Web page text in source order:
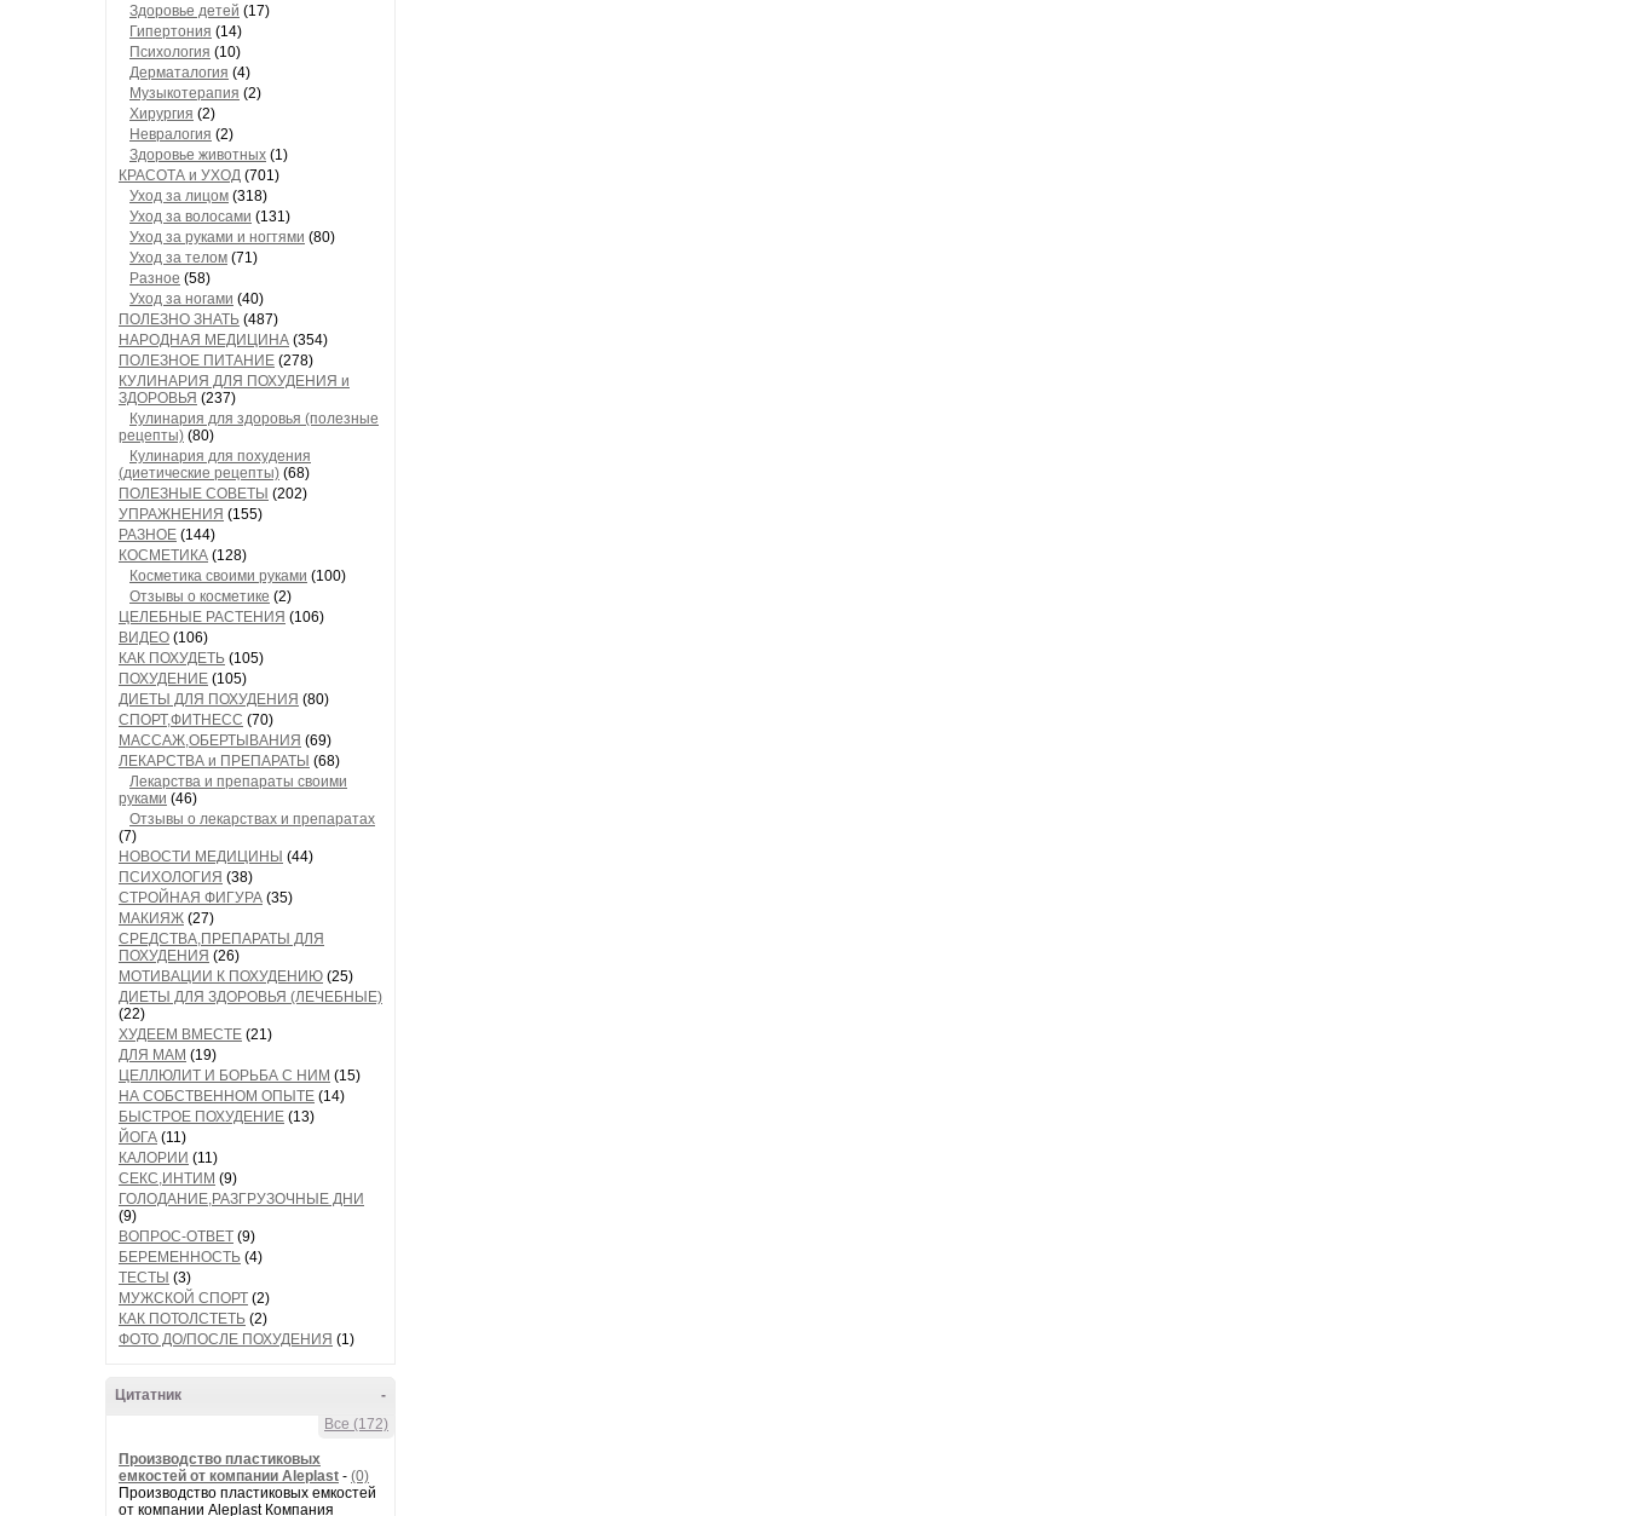
Здоровье детей (17)
Гипертония (14)
Психология (10)
Дерматалогия (4)
Музыкотерапия (2)
Хирургия (2)
Невралогия (2)
Здоровье животных (1)
КРАСОТА и УХОД (701)
Уход за лицом (318)
Уход за волосами (131)
Уход за руками и ногтями (80)
Уход за телом (71)
Разное (58)
Уход за ногами (40)
ПОЛЕЗНО ЗНАТЬ (487)
НАРОДНАЯ МЕДИЦИНА (354)
ПОЛЕЗНОЕ ПИТАНИЕ (278)
КУЛИНАРИЯ ДЛЯ ПОХУДЕНИЯ и
ЗДОРОВЬЯ (237)
Кулинария для здоровья (полезные
рецепты) (80)
Кулинария для похудения
(диетические рецепты) (68)
ПОЛЕЗНЫЕ СОВЕТЫ (202)
УПРАЖНЕНИЯ (155)
РАЗНОЕ (144)
КОСМЕТИКА (128)
Косметика своими руками (100)
Отзывы о косметике (2)
ЦЕЛЕБНЫЕ РАСТЕНИЯ (106)
ВИДЕО (106)
КАК ПОХУДЕТЬ (105)
ПОХУДЕНИЕ (105)
ДИЕТЫ ДЛЯ ПОХУДЕНИЯ (80)
СПОРТ,ФИТНЕСС (70)
МАССАЖ,ОБЕРТЫВАНИЯ (69)
ЛЕКАРСТВА и ПРЕПАРАТЫ (68)
Лекарства и препараты своими
руками (46)
Отзывы о лекарствах и препаратах
(7)
НОВОСТИ МЕДИЦИНЫ (44)
ПСИХОЛОГИЯ (38)
СТРОЙНАЯ ФИГУРА (35)
МАКИЯЖ (27)
СРЕДСТВА,ПРЕПАРАТЫ ДЛЯ
ПОХУДЕНИЯ (26)
МОТИВАЦИИ К ПОХУДЕНИЮ (25)
ДИЕТЫ ДЛЯ ЗДОРОВЬЯ (ЛЕЧЕБНЫЕ)
(22)
ХУДЕЕМ ВМЕСТЕ (21)
ДЛЯ МАМ (19)
ЦЕЛЛЮЛИТ И БОРЬБА С НИМ (15)
НА СОБСТВЕННОМ ОПЫТЕ (14)
БЫСТРОЕ ПОХУДЕНИЕ (13)
ЙОГА (11)
КАЛОРИИ (11)
СЕКС,ИНТИМ (9)
ГОЛОДАНИЕ,РАЗГРУЗОЧНЫЕ ДНИ
(9)
ВОПРОС-ОТВЕТ (9)
БЕРЕМЕННОСТЬ (4)
ТЕСТЫ (3)
МУЖСКОЙ СПОРТ (2)
КАК ПОТОЛСТЕТЬ (2)
ФОТО ДО/ПОСЛЕ ПОХУДЕНИЯ (1)
-
Цитатник
Все (172)
Производство пластиковых
емкостей от компании Aleplast - (0)
Производство пластиковых емкостей
от компании Aleplast Компания